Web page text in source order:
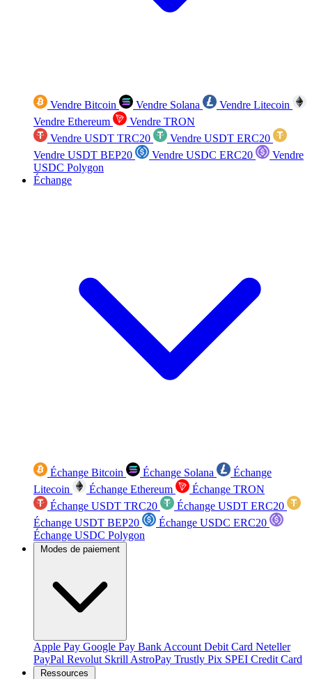
Vendre Bitcoin Vendre Solana
Vendre Litecoin
Vendre Ethereum
Vendre TRON
Vendre USDT TRC20
Vendre USDT ERC20
Vendre USDT BEP20
Vendre USDC ERC20
Vendre
USDC Polygon
Échange
Échange Bitcoin Échange Solana
Échange
Litecoin
Échange Ethereum
Échange TRON
Échange USDT TRC20
Échange USDT ERC20
Échange USDT BEP20
Échange USDC ERC20
Échange USDC Polygon
Modes de paiement
Apple Pay Google Pay Bank Account Debit Card Neteller
PayPal Revolut Skrill AstroPay Trustly Pix SPEI Credit Card
Ressources